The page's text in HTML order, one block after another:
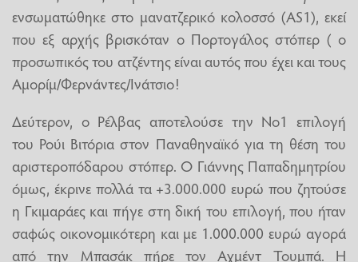
ενσωματώθηκε στο μανατζερικό κολοσσό (ΑS1), εκεί
που εξ αρχής βρισκόταν ο Πορτογάλος στόπερ ( ο
προσωπικός του ατζέντης είναι αυτός που έχει και τους
Αμορίμ/Φερνάντες/Ινάτσιο!
Δεύτερον, ο Ρέλβας αποτελούσε την Νο1 επιλογή
του Ρούι Βιτόρια στον Παναθηναϊκό για τη θέση του
αριστεροπόδαρου στόπερ. Ο Γιάννης Παπαδημητρίου
όμως, έκρινε πολλά τα +3.000.000 ευρώ που ζητούσε
η Γκιμαράες και πήγε στη δική του επιλογή, που ήταν
σαφώς οικονομικότερη και με 1.000.000 ευρώ αγορά
από την Μπασάκ πήρε τον Αχμέντ Τουμπά. Η